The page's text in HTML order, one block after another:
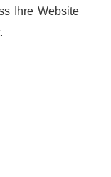
Ihre Website